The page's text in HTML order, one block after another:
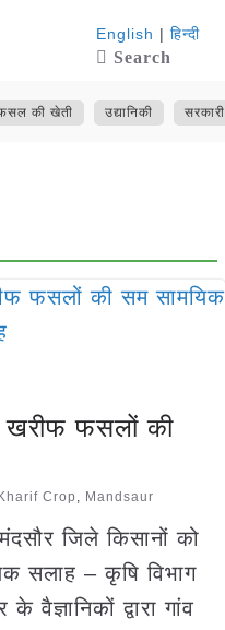
English | हिन्दी
Search
की खेती उद्यानिकी
खरीफ फसलों की
Kharif Crop , Mandsaur
जिले किसानों को
सलाह – कृषि विभाग
वैज्ञानिकों द्वारा गांव